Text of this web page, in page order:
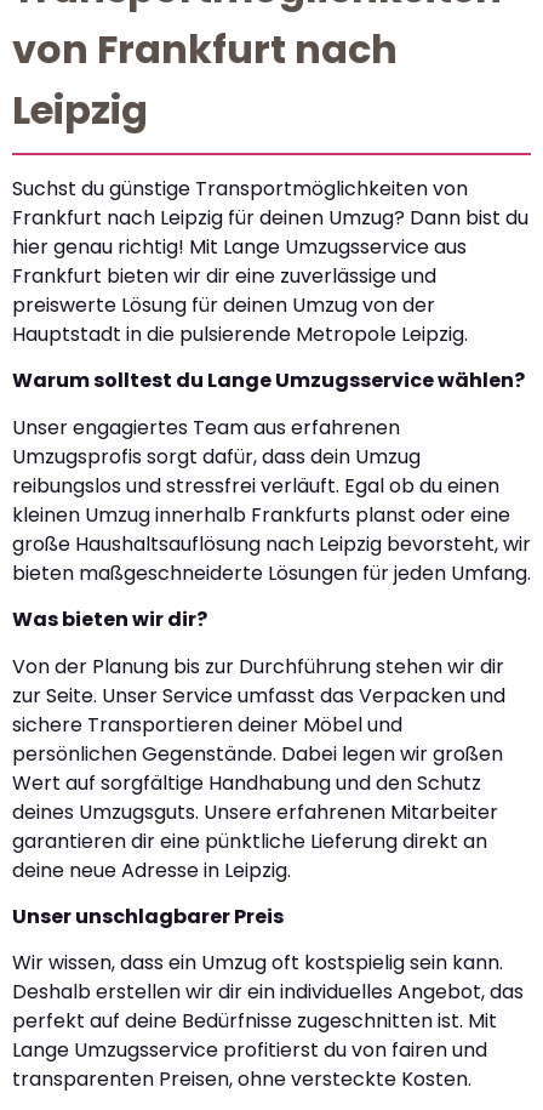
von Frankfurt nach
Leipzig
Suchst du günstige Transportmöglichkeiten von
Frankfurt nach Leipzig für deinen Umzug? Dann bist du
hier genau richtig! Mit Lange Umzugsservice aus
Frankfurt bieten wir dir eine zuverlässige und
preiswerte Lösung für deinen Umzug von der
Hauptstadt in die pulsierende Metropole Leipzig.
Warum solltest du Lange Umzugsservice wählen?
Unser engagiertes Team aus erfahrenen
Umzugsprofis sorgt dafür, dass dein Umzug
reibungslos und stressfrei verläuft. Egal ob du einen
kleinen Umzug innerhalb Frankfurts planst oder eine
große Haushaltsauflösung nach Leipzig bevorsteht, wir
bieten maßgeschneiderte Lösungen für jeden Umfang.
Was bieten wir dir?
Von der Planung bis zur Durchführung stehen wir dir
zur Seite. Unser Service umfasst das Verpacken und
sichere Transportieren deiner Möbel und
persönlichen Gegenstände. Dabei legen wir großen
Wert auf sorgfältige Handhabung und den Schutz
deines Umzugsguts. Unsere erfahrenen Mitarbeiter
garantieren dir eine pünktliche Lieferung direkt an
deine neue Adresse in Leipzig.
Unser unschlagbarer Preis
Wir wissen, dass ein Umzug oft kostspielig sein kann.
Deshalb erstellen wir dir ein individuelles Angebot, das
perfekt auf deine Bedürfnisse zugeschnitten ist. Mit
Lange Umzugsservice profitierst du von fairen und
transparenten Preisen, ohne versteckte Kosten.